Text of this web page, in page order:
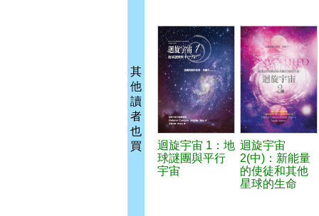
其
他
讀
者
也
買
迴旋宇宙 1：地
球謎團與平行
宇宙
迴旋宇宙
2(中)：新能量
的使徒和其他
星球的生命